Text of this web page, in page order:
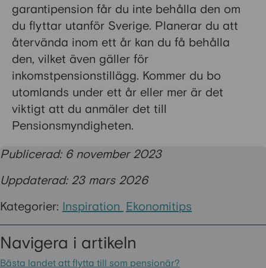
garantipension får du inte behålla den om
du flyttar utanför Sverige. Planerar du att
återvända inom ett år kan du få behålla
den, vilket även gäller för
inkomstpensionstillägg. Kommer du bo
utomlands under ett år eller mer är det
viktigt att du anmäler det till
Pensionsmyndigheten.
Publicerad: 6 november 2023
Uppdaterad: 23 mars 2026
Kategorier: Inspiration Ekonomitips
Navigera i artikeln
Bästa landet att flytta till som pensionär?